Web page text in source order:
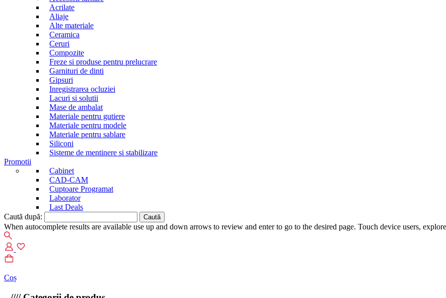
Acrilate
Aliaje
Alte materiale
Ceramica
Ceruri
Compozite
Freze si produse pentru prelucrare
Garnituri de dinti
Gipsuri
Inregistrarea ocluziei
Lacuri si solutii
Mase de ambalat
Materiale pentru gutiere
Materiale pentru modele
Materiale pentru sablare
Siliconi
Sisteme de mentinere si stabilizare
Promotii
Cabinet
CAD-CAM
Cuptoare Programat
Laborator
Last Deals
Caută după:
When autocomplete results are available use up and down arrows to review and enter to go to the desired page. Touch device users,
Coș